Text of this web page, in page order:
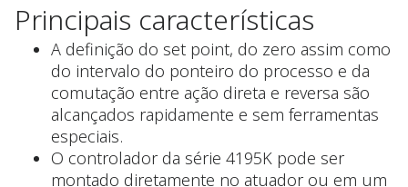
Principais características
A definição do set point, do zero assim como
do intervalo do ponteiro do processo e da
comutação entre ação direta e reversa são
alcançados rapidamente e sem ferramentas
especiais.
O controlador da série 4195K pode ser
montado diretamente no atuador ou em um